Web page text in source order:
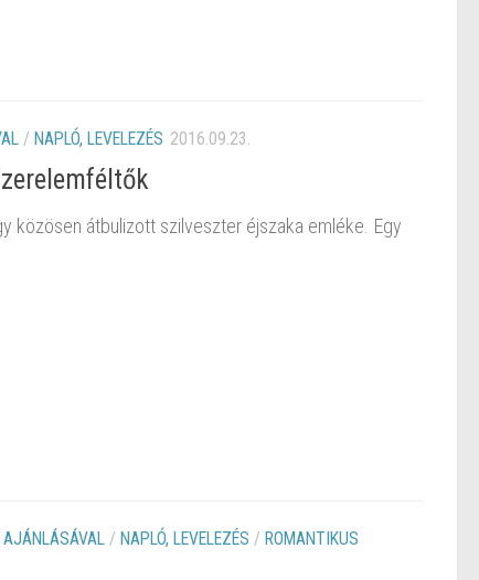
/ NAPLÓ, LEVELEZÉS 2016.09.23.
közösen átbulizott szilveszter éjszaka emléke. Egy
AJÁNLÁSÁVAL / NAPLÓ, LEVELEZÉS / ROMANTIKUS